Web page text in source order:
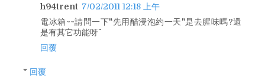
h94trent 7/02/2011 12:18 上午
電冰箱~~請問一下"先用醋浸泡約一天"是去腥味嗎?還
是有其它功能呀^^
回覆
回覆